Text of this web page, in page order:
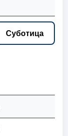
Суботица